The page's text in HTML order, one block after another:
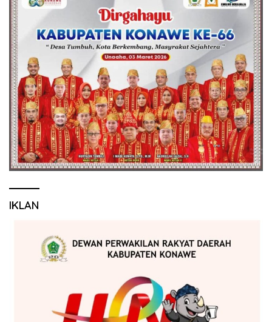
IKLAN